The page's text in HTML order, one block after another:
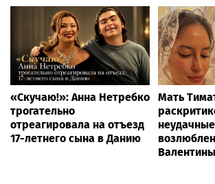
«Скучаю!»: Анна Нетребко
трогательно
отреагировала на отъезд
17-летнего сына в Данию
Мать
Валентины